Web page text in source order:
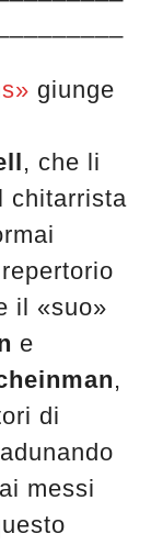
è in
giunge
, che li
chitarrista
il «suo»
e
,
di
messi